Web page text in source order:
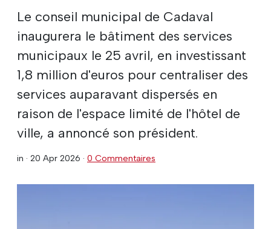
Le conseil municipal de Cadaval
inaugurera le bâtiment des services
municipaux le 25 avril, en investissant
1,8 million d'euros pour centraliser des
services auparavant dispersés en
raison de l'espace limité de l'hôtel de
ville, a annoncé son président.
in · 20 Apr 2026 · 0 Commentaires